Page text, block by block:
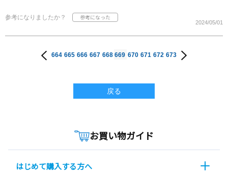
参考になりましたか？
2024/05/01
664 665 666 667 668 669 670 671 672 673
戻る
お買い物ガイド
はじめて購入する方へ